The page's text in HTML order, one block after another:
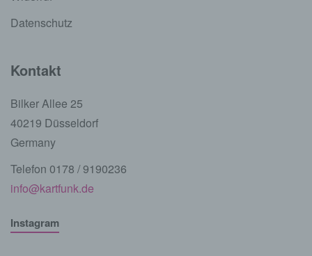
Datenschutz
Kontakt
Bilker Allee 25
40219 Düsseldorf
Germany
Telefon 0178 / 9190236
info@kartfunk.de
Instagram